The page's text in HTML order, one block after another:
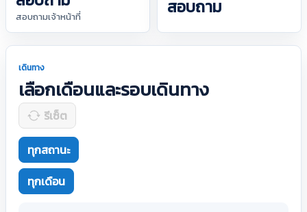
สอบถามเจ้าหน้าที่ สอบถาม
เดินทาง
เลือกเดือนและรอบเดินทาง
รีเซ็ต
ทุกสถานะ
ทุกเดือน